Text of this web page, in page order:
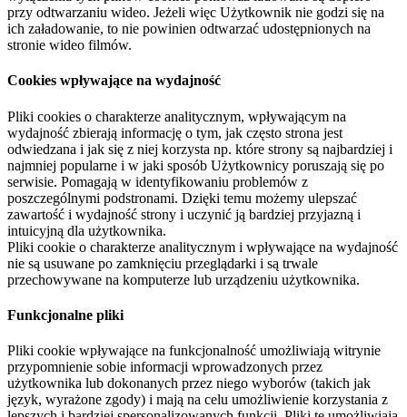
przy odtwarzaniu wideo. Jeżeli więc Użytkownik nie godzi się na
ich załadowanie, to nie powinien odtwarzać udostępnionych na
stronie wideo filmów.
Cookies wpływające na wydajność
Pliki cookies o charakterze analitycznym, wpływającym na
wydajność zbierają informację o tym, jak często strona jest
odwiedzana i jak się z niej korzysta np. które strony są najbardziej i
najmniej popularne i w jaki sposób Użytkownicy poruszają się po
serwisie. Pomagają w identyfikowaniu problemów z
poszczególnymi podstronami. Dzięki temu możemy ulepszać
zawartość i wydajność strony i uczynić ją bardziej przyjazną i
intuicyjną dla użytkownika.
Pliki cookie o charakterze analitycznym i wpływające na wydajność
nie są usuwane po zamknięciu przeglądarki i są trwale
przechowywane na komputerze lub urządzeniu użytkownika.
Funkcjonalne pliki
Pliki cookie wpływające na funkcjonalność umożliwiają witrynie
przypomnienie sobie informacji wprowadzonych przez
użytkownika lub dokonanych przez niego wyborów (takich jak
język, wyrażone zgody) i mają na celu umożliwienie korzystania z